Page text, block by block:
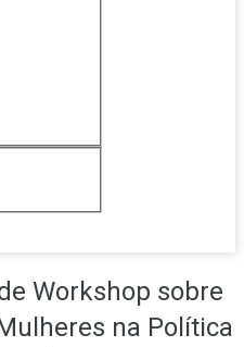
Workshop sobre
na Política